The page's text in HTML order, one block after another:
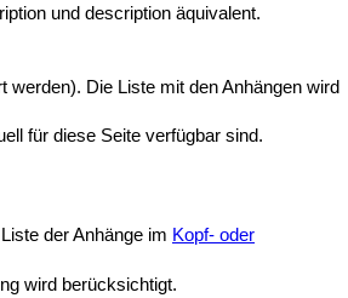
und description äquivalent.
werden). Die Liste mit den Anhängen wird
für diese Seite verfügbar sind.
der Anhänge im Kopf- oder
wird berücksichtigt.